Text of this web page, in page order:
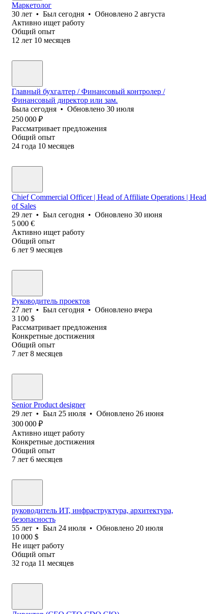
Маркетолог
30 лет • Был сегодня • Обновлено 2 августа
Активно ищет работу
Общий опыт
12 лет 10 месяцев
Главный бухгалтер / Финансовый контролер /
Финансовый директор или зам.
Была сегодня • Обновлено 30 июля
250 000 ₽
Рассматривает предложения
Общий опыт
24 года 10 месяцев
Chief Commercial Officer | Head of Affiliate Operations | Head
of Sales
29 лет • Был сегодня • Обновлено 30 июня
5 000 €
Активно ищет работу
Общий опыт
6 лет 9 месяцев
Руководитель проектов
27 лет • Был сегодня • Обновлено вчера
3 100 $
Рассматривает предложения
Конкретные достижения
Общий опыт
7 лет 8 месяцев
Senior Product designer
29 лет • Был 25 июля • Обновлено 26 июня
300 000 ₽
Активно ищет работу
Конкретные достижения
Общий опыт
7 лет 6 месяцев
руководитель ИТ, инфраструктура, архитектура,
безопасность
55 лет • Был 24 июля • Обновлено 20 июля
10 000 $
Не ищет работу
Общий опыт
32 года 11 месяцев